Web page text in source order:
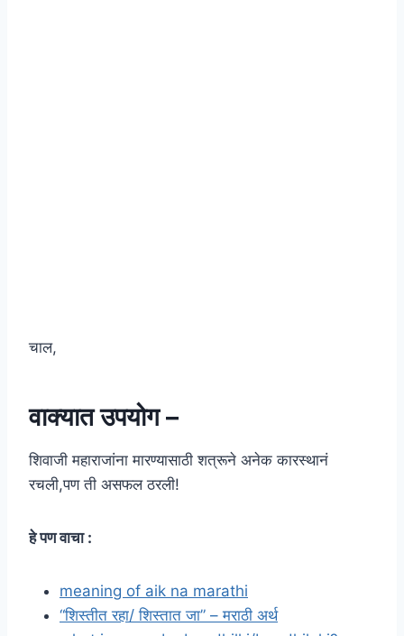
चाल,
वाक्यात उपयोग –
शिवाजी महाराजांना मारण्यासाठी शत्रूने अनेक कारस्थानं
रचली,पण ती असफल ठरली!
हे पण वाचा :
meaning of aik na marathi
“शिस्तीत रहा/ शिस्तात जा” – मराठी अर्थ